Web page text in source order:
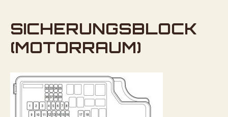
SICHERUNGSBLOCK
(MOTORRAUM)